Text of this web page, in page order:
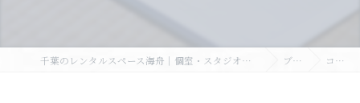
千葉のレンタルスペース海舟｜個室・スタジオ・一棟貸し｜大人数・WiFi完備 ブログ コラム